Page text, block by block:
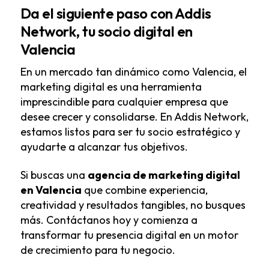
Da el siguiente paso con Addis
Network, tu socio digital en
Valencia
En un mercado tan dinámico como Valencia, el
marketing digital es una herramienta
imprescindible para cualquier empresa que
desee crecer y consolidarse. En Addis Network,
estamos listos para ser tu socio estratégico y
ayudarte a alcanzar tus objetivos.
Si buscas una agencia de marketing digital
en Valencia que combine experiencia,
creatividad y resultados tangibles, no busques
más. Contáctanos hoy y comienza a
transformar tu presencia digital en un motor
de crecimiento para tu negocio.